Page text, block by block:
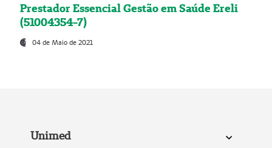
Prestador Essencial Gestão em Saúde Ereli
(51004354-7)
04 de Maio de 2021
Unimed